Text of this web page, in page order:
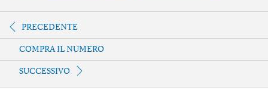
PRECEDENTE
COMPRA IL NUMERO
SUCCESSIVO